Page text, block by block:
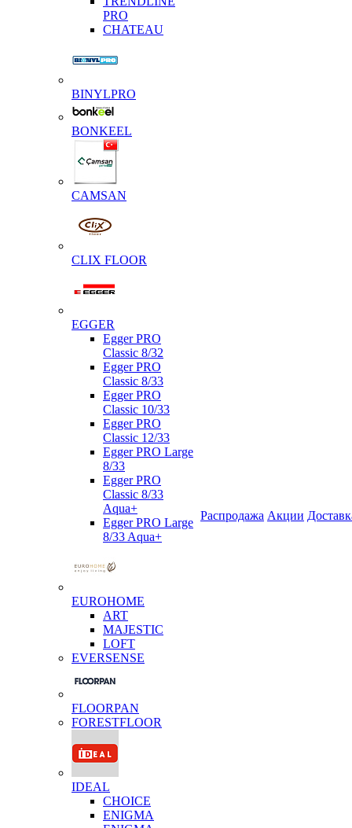
PRO
CHATEAU
BINYLPRO
BONKEEL
CAMSAN
CLIX FLOOR
EGGER
Egger PRO
Classic 8/32
Egger PRO
Classic 8/33
Egger PRO
Classic 10/33
Egger PRO
Classic 12/33
Egger PRO Large
8/33
Egger PRO
Classic 8/33
Aqua+
Egger PRO Large
8/33 Aqua+
EUROHOME
ART
MAJESTIC
LOFT
EVERSENSE
FLOORPAN
FORESTFLOOR
IDEAL
CHOICE
ENIGMA
Распродажа Акции